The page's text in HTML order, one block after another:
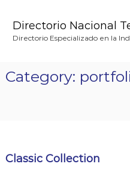
Directorio Nacional
Directorio Especializado en la
Category:
Classic Collection